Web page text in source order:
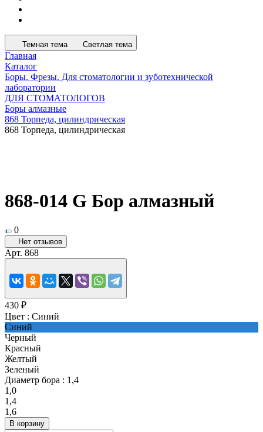
Темная тема Светлая тема
Главная
Каталог
Боры. Фрезы. Для стоматологии и зуботехнической
лаборатории
ДЛЯ СТОМАТОЛОГОВ
Боры алмазные
868 Торпеда, цилиндрическая
868 Торпеда, цилиндрическая
868-014 G Бор алмазный
0
Нет отзывов
Арт. 868
430 ₽
Цвет : Синий
Синий
Черный
Красный
Желтый
Зеленый
Диаметр бора : 1,4
1,0
1,4
1,6
В корзину